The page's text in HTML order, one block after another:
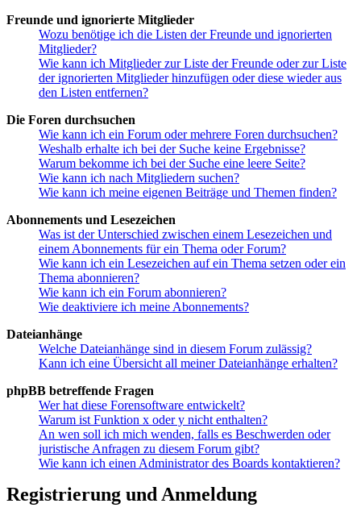
Freunde und ignorierte Mitglieder
Wozu benötige ich die Listen der Freunde und ignorierten
Mitglieder?
Wie kann ich Mitglieder zur Liste der Freunde oder zur Liste
der ignorierten Mitglieder hinzufügen oder diese wieder aus
den Listen entfernen?
Die Foren durchsuchen
Wie kann ich ein Forum oder mehrere Foren durchsuchen?
Weshalb erhalte ich bei der Suche keine Ergebnisse?
Warum bekomme ich bei der Suche eine leere Seite?
Wie kann ich nach Mitgliedern suchen?
Wie kann ich meine eigenen Beiträge und Themen finden?
Abonnements und Lesezeichen
Was ist der Unterschied zwischen einem Lesezeichen und
einem Abonnements für ein Thema oder Forum?
Wie kann ich ein Lesezeichen auf ein Thema setzen oder ein
Thema abonnieren?
Wie kann ich ein Forum abonnieren?
Wie deaktiviere ich meine Abonnements?
Dateianhänge
Welche Dateianhänge sind in diesem Forum zulässig?
Kann ich eine Übersicht all meiner Dateianhänge erhalten?
phpBB betreffende Fragen
Wer hat diese Forensoftware entwickelt?
Warum ist Funktion x oder y nicht enthalten?
An wen soll ich mich wenden, falls es Beschwerden oder
juristische Anfragen zu diesem Forum gibt?
Wie kann ich einen Administrator des Boards kontaktieren?
Registrierung und Anmeldung